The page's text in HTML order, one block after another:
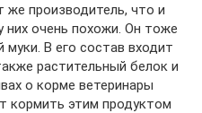
производитель, что и
них очень похожи. Он тоже
муки. В его состав входит
растительный белок и
о корме ветеринары
кормить этим продуктом